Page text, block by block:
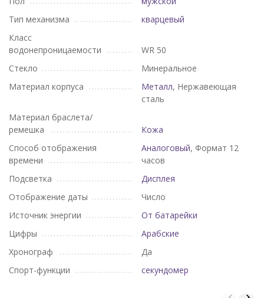
Тип механизма
кварцевый
Класс
водонепроницаемости
WR 50
Стекло
Минеральное
Материал корпуса
Металл, Нержавеющая
сталь
Материал браслета/
ремешка
Кожа
Способ отображения
времени
Аналоговый, Формат 12
часов
Подсветка
Дисплея
Отображение даты
Число
Источник энергии
От батарейки
Цифры
Арабские
Хронограф
Да
Спорт-функции
секундомер